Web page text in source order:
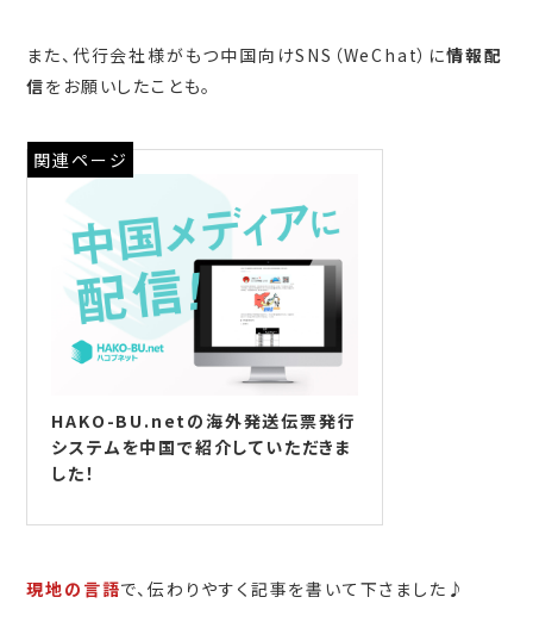
また、代行会社様がもつ中国向けSNS（WeChat）に情報配
信をお願いしたことも。
関連ページ
HAKO-BU.netの海外発送伝票発行
システムを中国で紹介していただきま
した！
現地の言語で、伝わりやすく記事を書いて下さました♪